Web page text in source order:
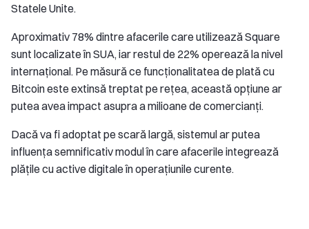
Statele Unite.
Aproximativ 78% dintre afacerile care utilizează Square
sunt localizate în SUA, iar restul de 22% operează la nivel
internațional. Pe măsură ce funcționalitatea de plată cu
Bitcoin este extinsă treptat pe rețea, această opțiune ar
putea avea impact asupra a milioane de comercianți.
Dacă va fi adoptat pe scară largă, sistemul ar putea
influența semnificativ modul în care afacerile integrează
plățile cu active digitale în operațiunile curente.